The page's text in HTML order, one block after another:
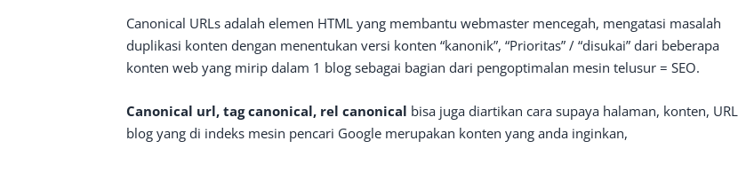
Canonical URLs adalah elemen HTML yang membantu webmaster mencegah, mengatasi masalah
duplikasi konten dengan menentukan versi konten “kanonik”, “Prioritas” / “disukai” dari beberapa
konten web yang mirip dalam 1 blog sebagai bagian dari pengoptimalan mesin telusur = SEO.
Canonical url, tag canonical, rel canonical bisa juga diartikan cara supaya halaman, konten, URL
blog yang di indeks mesin pencari Google merupakan konten yang anda inginkan,